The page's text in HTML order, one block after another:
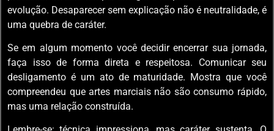
evolução. Desaparecer sem explicação não é neutralidade, é
uma quebra de caráter.
Se em algum momento você decidir encerrar sua jornada,
faça isso de forma direta e respeitosa. Comunicar seu
desligamento é um ato de maturidade. Mostra que você
compreendeu que artes marciais não são consumo rápido,
mas uma relação construída.